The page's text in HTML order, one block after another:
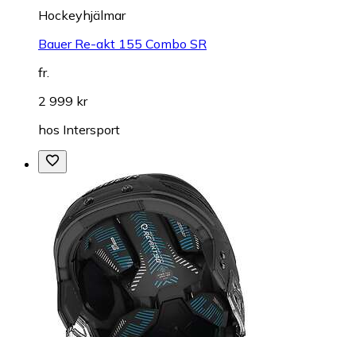
Hockeyhjälmar
Bauer Re-akt 155 Combo SR
fr.
2 999 kr
hos Intersport